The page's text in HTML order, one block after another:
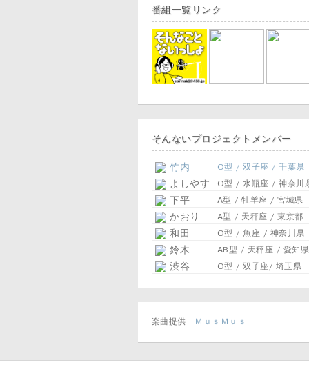
番組一覧リンク
そんないプロジェクトメンバー
竹内 O型 / 双子座 / 千葉県
よしやす O型 / 水瓶座 / 神奈川
下平 A型 / 牡羊座 / 宮城県
かおり A型 / 天秤座 / 東京都
和田 O型 / 魚座 / 神奈川県
鈴木 AB型 / 天秤座 / 愛知県
渋谷 O型 / 双子座/ 埼玉県
楽曲提供 ＭｕｓＭｕｓ